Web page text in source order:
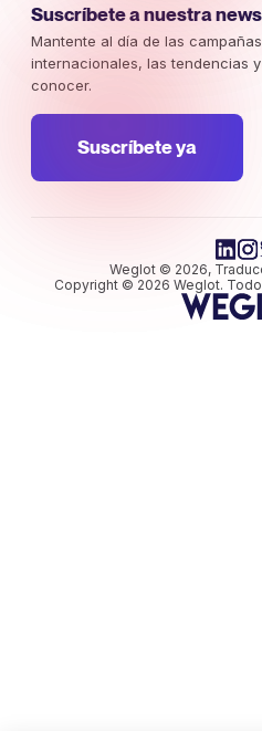
Suscríbete a nuestra
Mantente al día de las
internacionales, las tendencias
conocer.
Suscríbete ya
Weglot © 2026,
Copyright © 2026 Weglot.